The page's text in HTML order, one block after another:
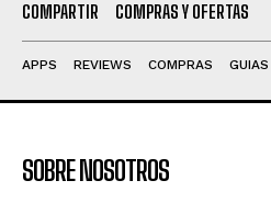
COMPARTIR
COMPRAS Y OFERTAS
APPS REVIEWS COMPRAS GUIAS
SOBRE NOSOTROS